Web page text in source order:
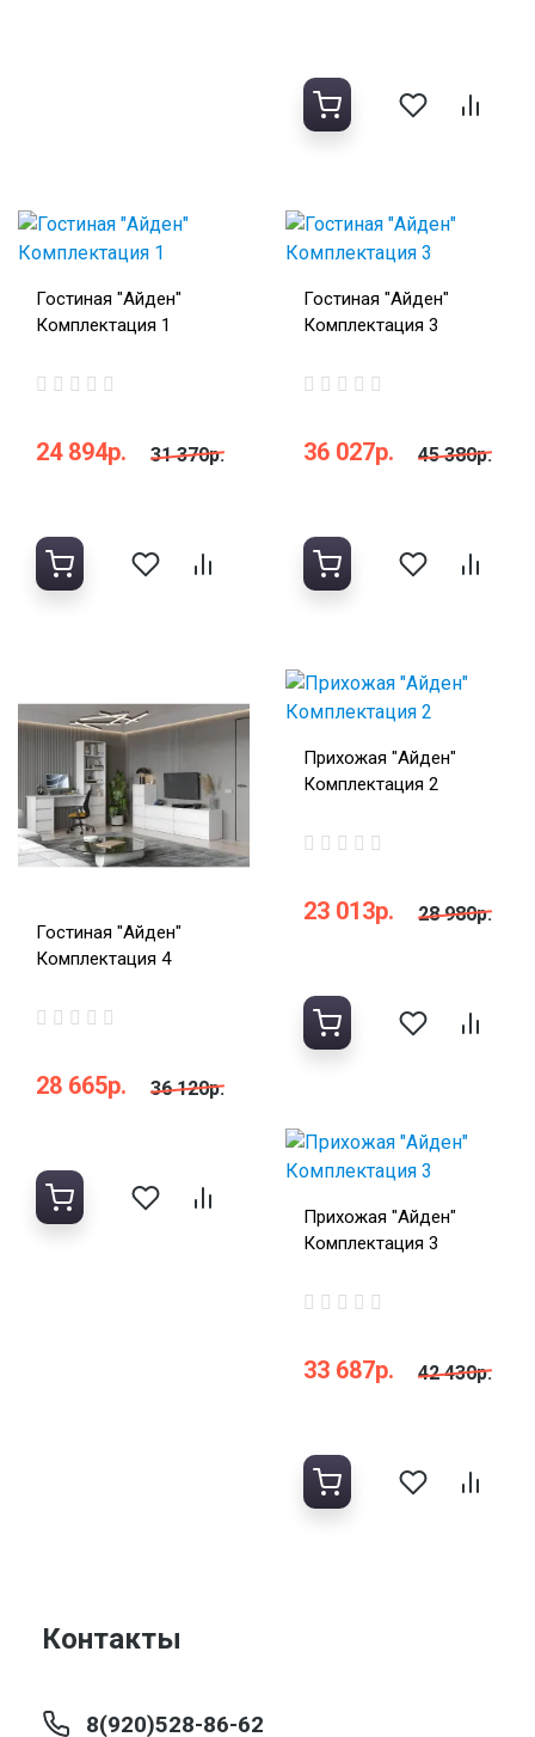
Гостиная "Айден"
Комплектация 1
24 894р. 31 370р.
Гостиная "Айден"
Комплектация 3
36 027р. 45 380р.
Гостиная "Айден"
Комплектация 4
28 665р. 36 120р.
Прихожая "Айден"
Комплектация 2
23 013р. 28 980р.
Прихожая "Айден"
Комплектация 3
33 687р. 42 430р.
Контакты
8(920)528-86-62